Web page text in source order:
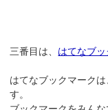
三番目は、 はてなブッ
はてなブックマーク
す。